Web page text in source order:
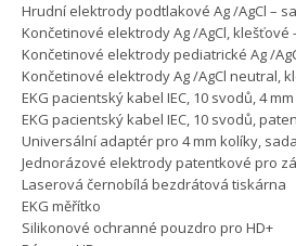
Hrudní elektrody podtlakové Ag /AgCl –
Končetinové elektrody Ag /AgCl, klešťové
Končetinové elektrody pediatrické Ag /
Končetinové elektrody Ag /AgCl neutral,
EKG pacientský kabel IEC, 10 svodů, 4
EKG pacientský kabel IEC, 10 svodů,
Universální adaptér pro 4 mm kolíky,
Jednorázové elektrody patentkové pro
Laserová černobílá bezdrátová tiskárna
EKG měřítko
Silikonové ochranné pouzdro pro HD+